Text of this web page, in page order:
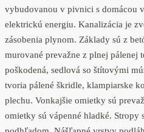
vybudovanou v pivnici s domácou
elektrickú energiu. Kanalizácia je
zásobenia plynom. Základy sú z
murované prevažne z plnej pálenej
poškodená, sedlová so štítovými
tvoria pálené škridle, klampiarske
plechu. Vonkajšie omietky sú
omietky sú vápenné hladké. Stropy